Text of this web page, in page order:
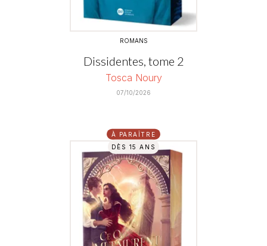
ROMANS
Dissidentes, tome 2
Tosca Noury
07/10/2026
À PARAÎTRE
DÈS 15 ANS